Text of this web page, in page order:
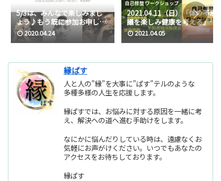
5/3は、みんなで楽しみまし
ょう♪もう既に参加お申し込
みも頂いてます★「ステイホ
ーム週間」
2020.04.24
2021.04.11（日）「体の不思
議を楽しみ健康を考える」自
己修整ワークショップ
2021.04.05
縁ぱす
人と人の”縁”を大事に”ぱす”テルのような
多種多様の人生を応援します。
縁ぱすでは、お悩みに対する原因を一緒に考
え、解決への道へ進む手助けをします。
なにかに悩んだりしている時は、遠慮なくお
気軽にお声がけください。いつでもあなたの
アクセスをお待ちしております。
縁ぱす